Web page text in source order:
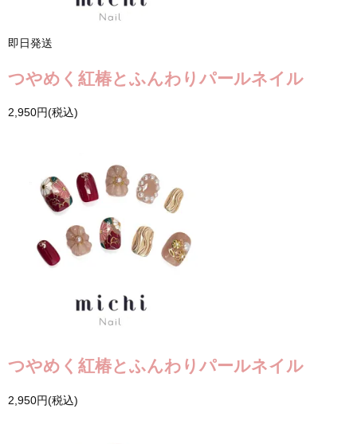
即日発送
つやめく紅椿とふんわりパールネイル
2,950円(税込)
つやめく紅椿とふんわりパールネイル
2,950円(税込)